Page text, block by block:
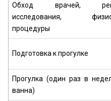
Обход врачей,
исследования,
процедуры
Подготовка к прогулке
Прогулка (один раз в
ванна)